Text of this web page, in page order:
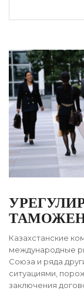
Казахстанские
международные
Союза и ряда
ситуациями,
заключения